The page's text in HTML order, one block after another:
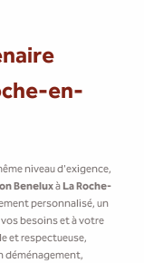
en-
niveau d'exigence,
BeneluxàLa Roche-
personnalisé, un
besoins et à votre
et respectueuse,
déménagement,